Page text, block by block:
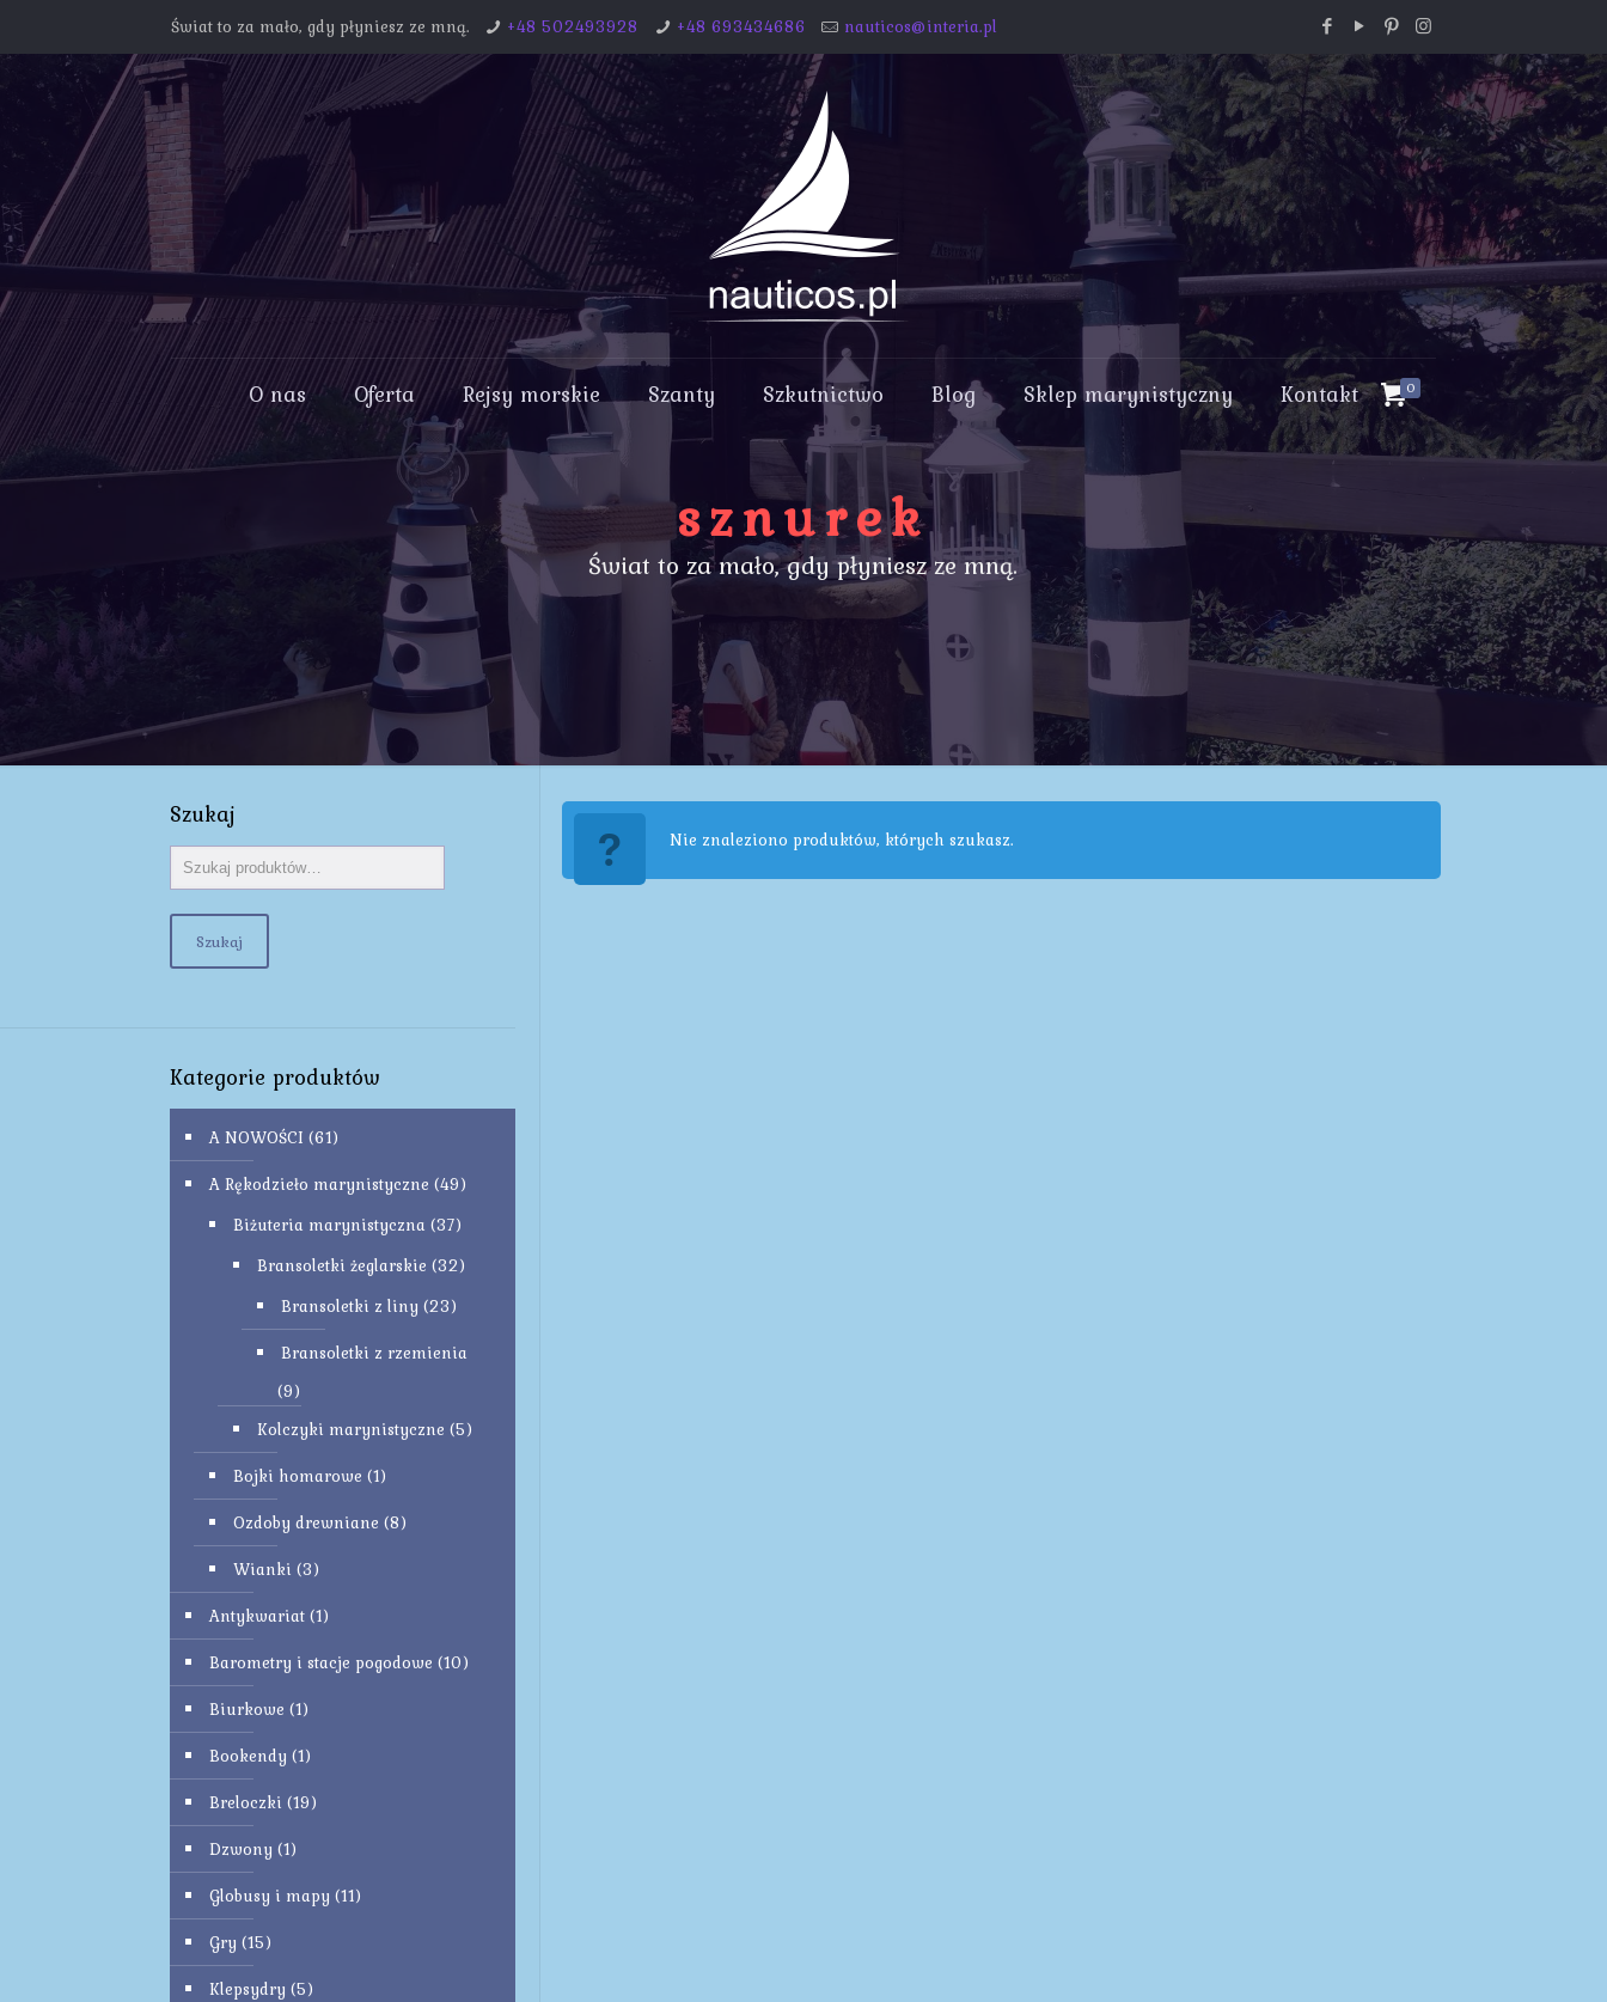
Świat to za mało, gdy płyniesz ze mną. +48 502493928 +48 693434686 nauticos@interia.pl
O nas Oferta Rejsy morskie Szanty Szkutnictwo Blog Sklep marynistyczny Kontakt 0
sznurek
Świat to za mało, gdy płyniesz ze mną.
Nie znaleziono produktów, których szukasz.
Szukaj
Szukaj
Kategorie produktów
A NOWOŚCI (61)
A Rękodzieło marynistyczne (49)
Biżuteria marynistyczna (37)
Bransoletki żeglarskie (32)
Bransoletki z liny (23)
Bransoletki z rzemienia
(9)
Kolczyki marynistyczne (5)
Bojki homarowe (1)
Ozdoby drewniane (8)
Wianki (3)
Antykwariat (1)
Barometry i stacje pogodowe (10)
Biurkowe (1)
Bookendy (1)
Breloczki (19)
Dzwony (1)
Globusy i mapy (11)
Gry (15)
Klepsydry (5)